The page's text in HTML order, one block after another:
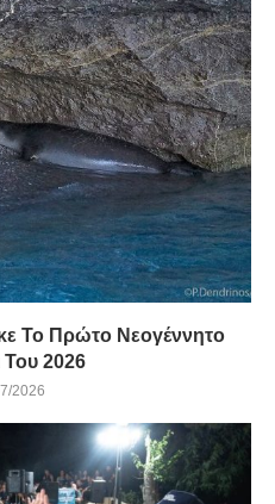
Το Πρώτο Νεογέννητο
2026
2026